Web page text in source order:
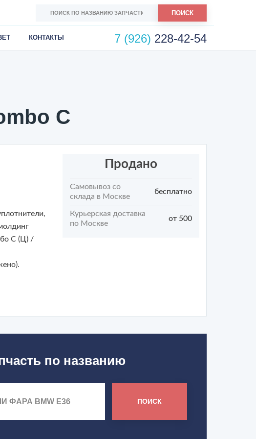
ПОИСК
КОНТАКТЫ 7 (926) 228-42-54
C
С (Ц) /
Продано
Самовывоз со
склада в Москве
бесплатно
Курьерская доставка
по Москве
от 500
по названию
ПОИСК